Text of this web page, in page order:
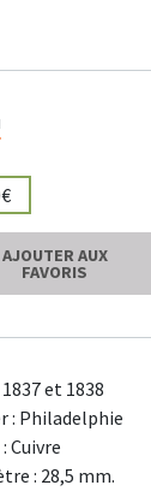
AJOUTER AUX
FAVORIS
et 1838
: Philadelphie
Cuivre
: 28,5 mm.